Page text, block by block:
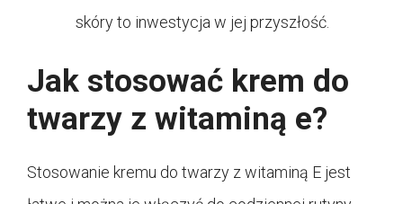
skóry to inwestycja w jej przyszłość.
Jak stosować krem do
twarzy z witaminą e?
Stosowanie kremu do twarzy z witaminą E jest